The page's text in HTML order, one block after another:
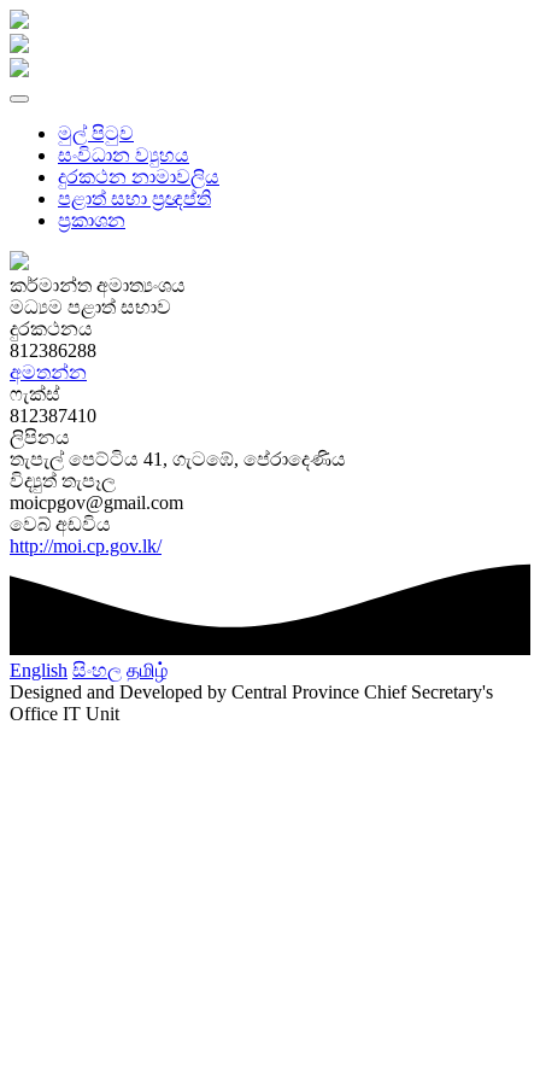
මුල් පිටුව
සංවිධාන ව්‍යුහය
දුරකථන නාමාවලිය
පළාත් සභා ප්‍රඥප්ති
ප්‍රකාශන
කර්මාන්ත අමාත්‍යංශය
මධ්‍යම පළාත් සභාව
දුරකථනය
812386288
අමතන්න
ෆැක්ස්
812387410
ලිපිනය
තැපැල් පෙට්ටිය 41, ගැටඹේ, පේරාදෙණිය
විද්‍යුත් තැපෑල
moicpgov@gmail.com
වෙබ් අඩවිය
http://moi.cp.gov.lk/
English සිංහල தமிழ்
Designed and Developed by Central Province Chief Secretary's
Office IT Unit